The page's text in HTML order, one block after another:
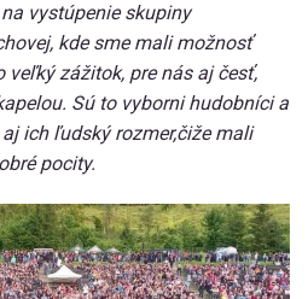
vystúpenie skupiny
kde sme mali možnosť
veľký zážitok, pre nás aj česť,
Sú to vyborni hudobníci a
ich ľudský rozmer,čiže mali
pocity.